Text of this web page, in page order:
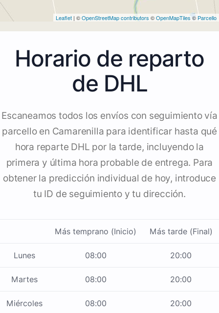
Leaflet | ©OpenStreetMap contributors ©OpenMapTiles© Parcello
Horario de reparto
de DHL
Escaneamos todos los envíos con seguimiento vía
parcello en Camarenilla para identificar hasta qué
hora reparte DHL por la tarde, incluyendo la
primera y última hora probable de entrega. Para
obtener la predicción individual de hoy, introduce
tu ID de seguimiento y tu dirección.
Más temprano (Inicio) Más tarde (Final)
Lunes 08:00 20:00
Martes 08:00 20:00
Miércoles 08:00 20:00